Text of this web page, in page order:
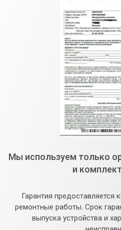
Мы используем только
и
Гарантия предоставляется
ремонтные работы. Срок
выпуска устройства и